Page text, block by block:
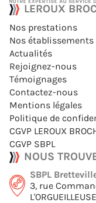
LEROUX
Nos prestations
Nos établissements
Actualités
Rejoignez-nous
Témoignages
Contactez-nous
Mentions légales
Politique de
CGVP LEROUX
CGVP SBPL
NOUS
SBPL
3, rue